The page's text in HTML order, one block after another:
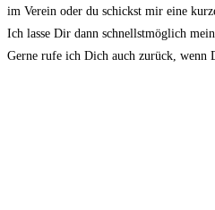
im Verein oder du schickst mir eine
Ich lasse Dir dann schnellstmöglich
Gerne rufe ich Dich auch zurück, wenn